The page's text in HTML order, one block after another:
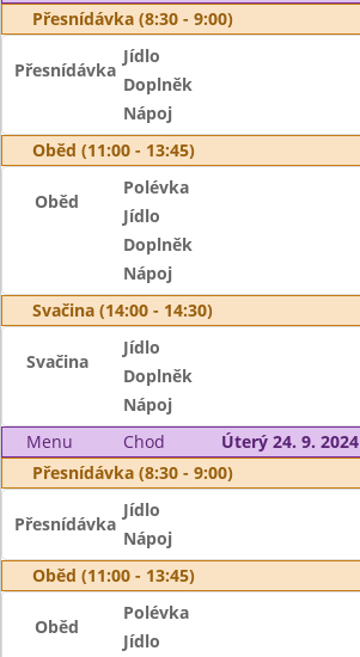
Přesnídávka (8:30 - 9:00)
Přesnídávka
Jídlo
Doplněk
Nápoj
Oběd (11:00 - 13:45)
Oběd
Polévka
Jídlo
Doplněk
Nápoj
Svačina (14:00 - 14:30)
Svačina
Jídlo
Doplněk
Nápoj
Menu
Chod
Úterý 24. 9. 2024
Přesnídávka (8:30 - 9:00)
Přesnídávka
Jídlo
Nápoj
Oběd (11:00 - 13:45)
Oběd
Polévka
Jídlo